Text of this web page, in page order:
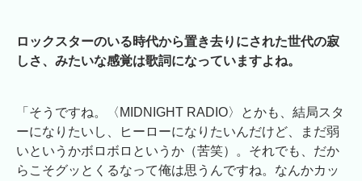
ロックスターのいる時代から置き去りにされた世代の寂
しさ、みたいな感覚は歌詞になっていますよね。
「そうですね。〈MIDNIGHT RADIO〉とかも、結局スタ
ーになりたいし、ヒーローになりたいんだけど、まだ弱
いというかボロボロというか（苦笑）。それでも、だか
らこそグッとくるなって俺は思うんですね。なんかカッ